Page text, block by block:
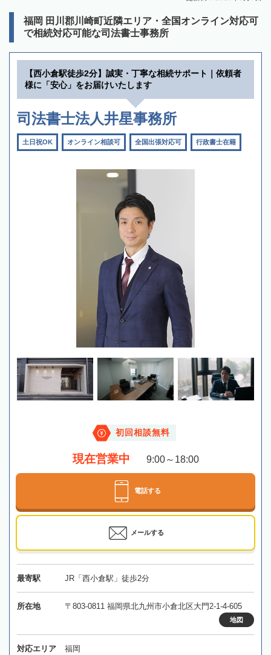
福岡 田川郡川崎町近隣エリア・全国オンライン対応可
で相続対応可能な司法書士事務所
【西小倉駅徒歩2分】誠実・丁寧な相続サポート｜依頼者
様に「安心」をお届けいたします
司法書士法人井星事務所
土日祝OK オンライン相談可 全国出張対応可 行政書士在籍
初回相談無料
現在営業中 9:00～18:00
電話する
メールする
最寄駅 JR「西小倉駅」徒歩2分
所在地 〒803-0811 福岡県北九州市小倉北区大門2-1-4-605
地図
対応エリア 福岡